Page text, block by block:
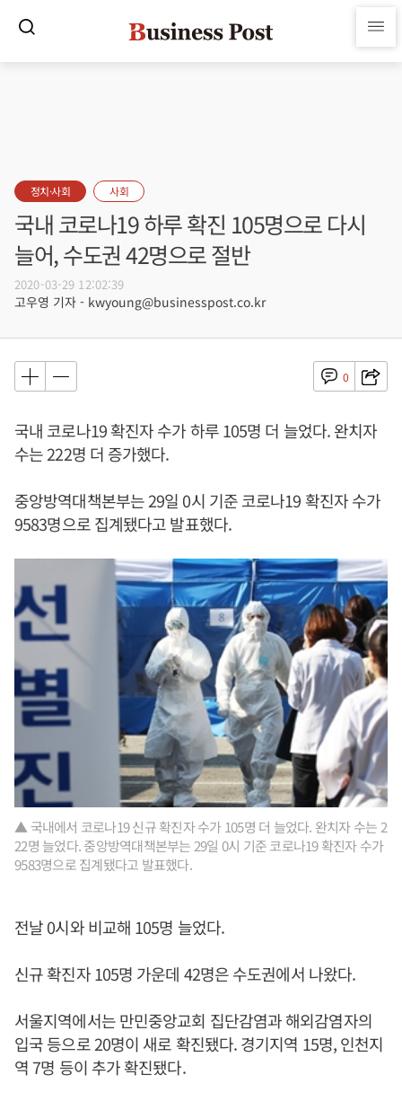
정치·사회 사회
국내 코로나19 하루 확진 105명으로 다시
늘어, 수도권 42명으로 절반
2020-03-29 12:02:39
고우영 기자 - kwyoung@businesspost.co.kr
0
국내 코로나19 확진자 수가 하루 105명 더 늘었다. 완치자
수는 222명 더 증가했다.
중앙방역대책본부는 29일 0시 기준 코로나19 확진자 수가
9583명으로 집계됐다고 발표했다.
▲ 국내에서 코로나19 신규 확진자 수가 105명 더 늘었다. 완치자 수는 2
22명 늘었다. 중앙방역대책본부는 29일 0시 기준 코로나19 확진자 수가
9583명으로 집계됐다고 발표했다.
전날 0시와 비교해 105명 늘었다.
신규 확진자 105명 가운데 42명은 수도권에서 나왔다.
서울지역에서는 만민중앙교회 집단감염과 해외감염자의
입국 등으로 20명이 새로 확진됐다. 경기지역 15명, 인천지
역 7명 등이 추가 확진됐다.